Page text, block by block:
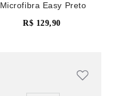
Microfibra Easy Preto
R$ 129,90